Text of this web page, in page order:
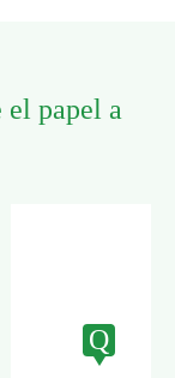
el papel a
Q